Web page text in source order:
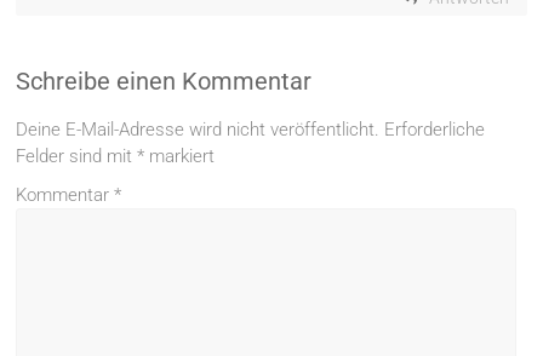
Schreibe einen Kommentar
Deine E-Mail-Adresse wird nicht veröffentlicht. Erforderliche
Felder sind mit* markiert
Kommentar*